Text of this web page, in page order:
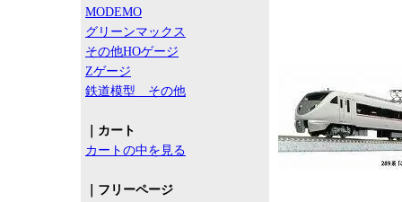
MODEMO
グリーンマックス
その他HOゲージ
Zゲージ
鉄道模型 その他
｜カート
カートの中を見る
｜フリーページ